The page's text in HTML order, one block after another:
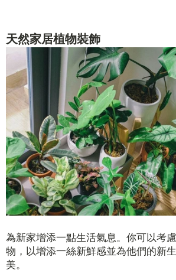
天然家居植物裝飾
為新家增添一點生活氣息。你可以考
物，以增添一絲新鮮感並為他們的新
美。